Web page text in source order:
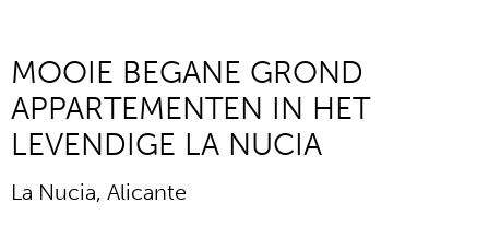
MOOIE BEGANE GROND
APPARTEMENTEN IN HET
LEVENDIGE LA NUCIA
La Nucia, Alicante